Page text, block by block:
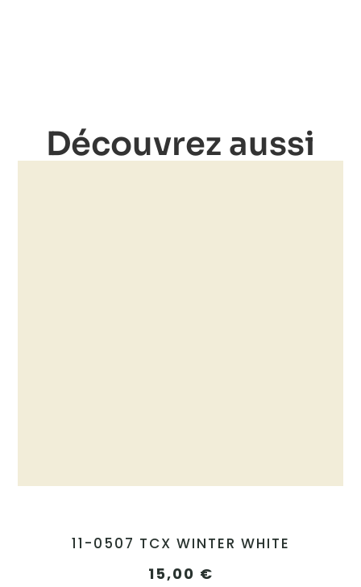
Découvrez aussi
11-0507 TCX WINTER WHITE
15,00 €